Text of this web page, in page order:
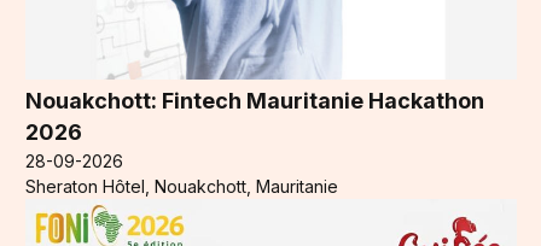
Nouakchott: Fintech Mauritanie Hackathon
2026
28-09-2026
Sheraton Hôtel, Nouakchott, Mauritanie